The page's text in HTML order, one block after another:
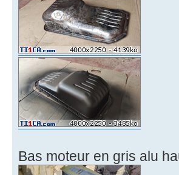
Bas moteur en gris alu